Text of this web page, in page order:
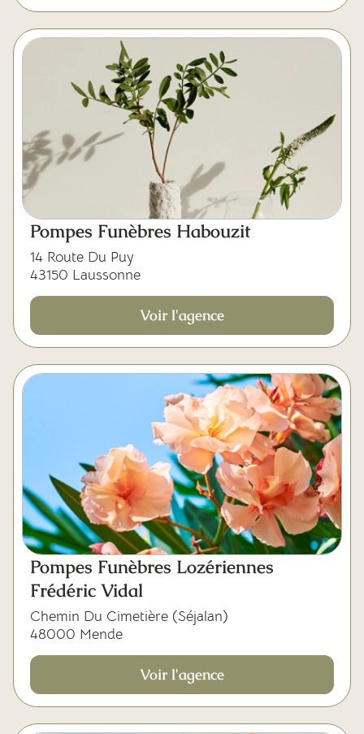
Pompes Funèbres Habouzit
14 Route Du Puy
43150 Laussonne
Voir l'agence
Pompes Funèbres Lozériennes
Frédéric Vidal
Chemin Du Cimetière (Séjalan)
48000 Mende
Voir l'agence